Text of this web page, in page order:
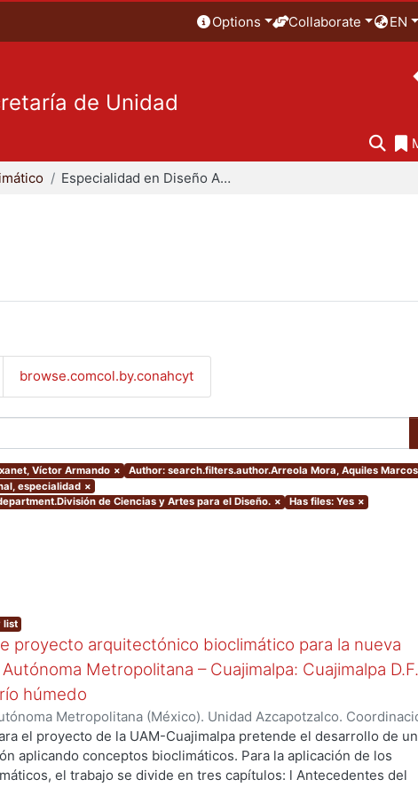
Options Collaborate EN
de Unidad
Especialidad en Diseño Ambiental
browse.comcol.by.conahcyt
Víctor Armando × Author: search.filters.author.Arreola Mora, Aquiles Marcos
especialidad ×
de Ciencias y Artes para el Diseño. × Has files: Yes ×
list
proyecto arquitectónico bioclimático para la nueva
Metropolitana – Cuajimalpa: Cuajimalpa D.F.
húmedo
Metropolitana (México). Unidad Azcapotzalco.
Información.,2005-10)Arreola Mora, Aquiles Marcos
el proyecto de la UAM-Cuajimalpa pretende el desarrollo de
aplicando conceptos bioclimáticos. Para la aplicación de los
el trabajo se divide en tres capítulos: l Antecedentes del